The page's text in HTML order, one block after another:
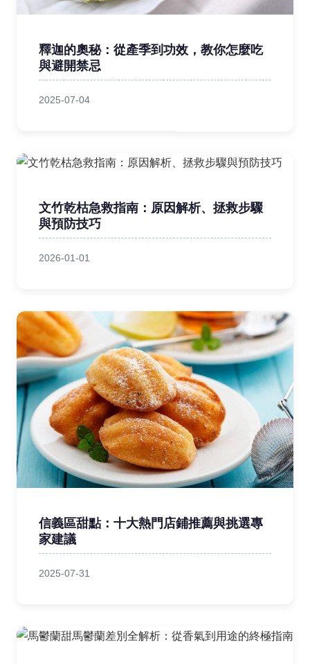
釋迦的奧秘：從產季到功效，教你怎麼吃
與避開禁忌
2025-07-04
文竹乾枯急救指南：原因解析、拯救步驟
與預防技巧
2026-01-01
信義區甜點：十大熱門店鋪推薦與挑選專
家建議
2025-07-31